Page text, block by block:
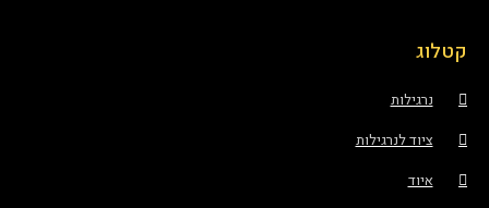
קטלוג
נרגילות
ציוד לנרגילות
איוד